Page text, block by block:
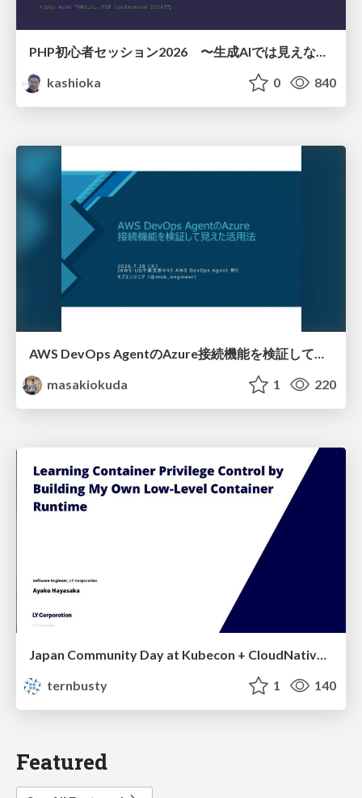
PHP初心者セッション2026 〜生成AIでは見えない裏側を知る：今だからLAMPを通して仕組みを学ぶ〜
kashioka
0 840
masakiokuda
1 220
Japan Community Day at Kubecon + CloudNativeCon Japan 2026: Learning Container Privilege Control by Building My Own Low-Level Container Runtime
ternbusty
1 140
Featured